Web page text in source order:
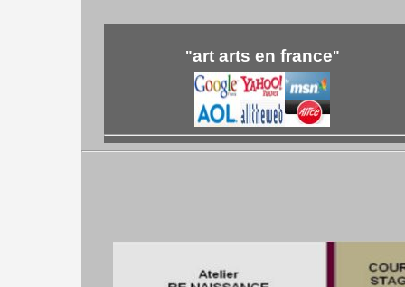
"art arts en france"